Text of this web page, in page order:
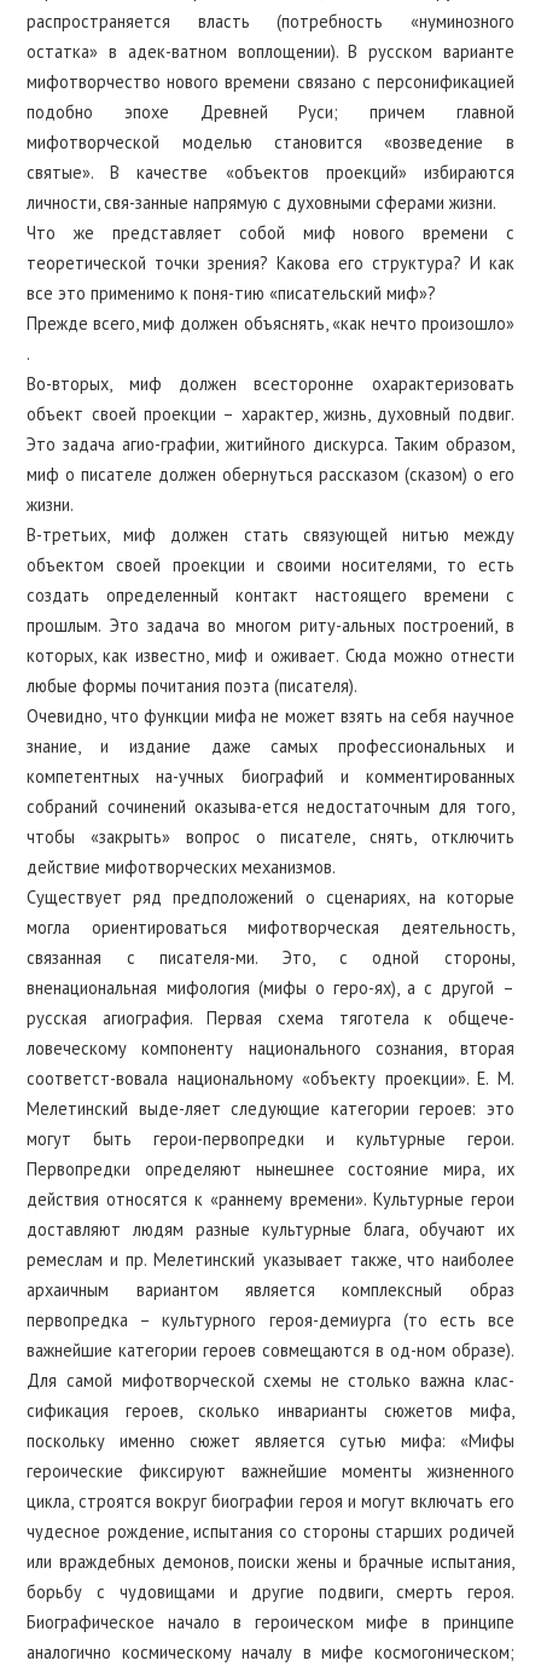
распространяется власть (потребность «нуминозного
остатка» в адек-ватном воплощении). В русском варианте
мифотворчество нового времени связано с персонификацией
подобно эпохе Древней Руси; причем главной
мифотворческой моделью становится «возведение в
святые». В качестве «объектов проекций» избираются
личности, свя-занные напрямую с духовными сферами жизни.
Что же представляет собой миф нового времени с
теоретической точки зрения? Какова его структура? И как
все это применимо к поня-тию «писательский миф»?
Прежде всего, миф должен объяснять, «как нечто произошло»
.
Во-вторых, миф должен всесторонне охарактеризовать
объект своей проекции – характер, жизнь, духовный подвиг.
Это задача агио-графии, житийного дискурса. Таким образом,
миф о писателе должен обернуться рассказом (сказом) о его
жизни.
В-третьих, миф должен стать связующей нитью между
объектом своей проекции и своими носителями, то есть
создать определенный контакт настоящего времени с
прошлым. Это задача во многом риту-альных построений, в
которых, как известно, миф и оживает. Сюда можно отнести
любые формы почитания поэта (писателя).
Очевидно, что функции мифа не может взять на себя научное
знание, и издание даже самых профессиональных и
компетентных на-учных биографий и комментированных
собраний сочинений оказыва-ется недостаточным для того,
чтобы «закрыть» вопрос о писателе, снять, отключить
действие мифотворческих механизмов.
Существует ряд предположений о сценариях, на которые
могла ориентироваться мифотворческая деятельность,
связанная с писателя-ми. Это, с одной стороны,
вненациональная мифология (мифы о геро-ях), а с другой –
русская агиография. Первая схема тяготела к общече-
ловеческому компоненту национального сознания, вторая
соответст-вовала национальному «объекту проекции». Е. М.
Мелетинский выде-ляет следующие категории героев: это
могут быть герои-первопредки и культурные герои.
Первопредки определяют нынешнее состояние мира, их
действия относятся к «раннему времени». Культурные герои
доставляют людям разные культурные блага, обучают их
ремеслам и пр. Мелетинский указывает также, что наиболее
архаичным вариантом является комплексный образ
первопредка – культурного героя-демиурга (то есть все
важнейшие категории героев совмещаются в од-ном образе).
Для самой мифотворческой схемы не столько важна клас-
сификация героев, сколько инварианты сюжетов мифа,
поскольку именно сюжет является сутью мифа: «Мифы
героические фиксируют важнейшие моменты жизненного
цикла, строятся вокруг биографии героя и могут включать его
чудесное рождение, испытания со стороны старших родичей
или враждебных демонов, поиски жены и брачные испытания,
борьбу с чудовищами и другие подвиги, смерть героя.
Биографическое начало в героическом мифе в принципе
аналогично космическому началу в мифе космогоническом;